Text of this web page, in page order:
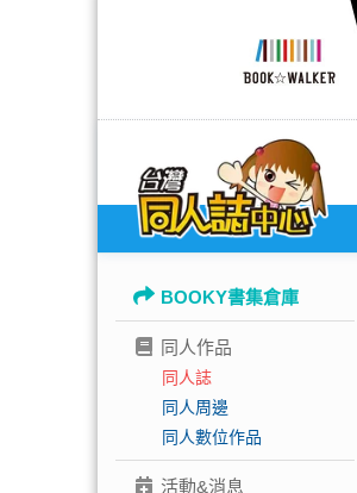
BOOKY書集倉庫
同人作品
同人誌
同人周邊
同人數位作品
活動&消息